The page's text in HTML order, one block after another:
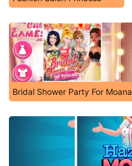
Bridal Shower Party For Moana